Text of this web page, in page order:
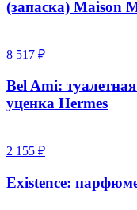
(запаска) Maison
8 517 ₽
Bel Ami:
уценка Hermes
2 155 ₽
Existence: